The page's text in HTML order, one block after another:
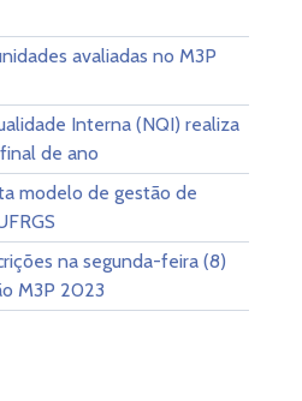
avaliadas no M3P
Interna (NQI) realiza
de ano
modelo de gestão de
na segunda-feira (8)
M3P 2023